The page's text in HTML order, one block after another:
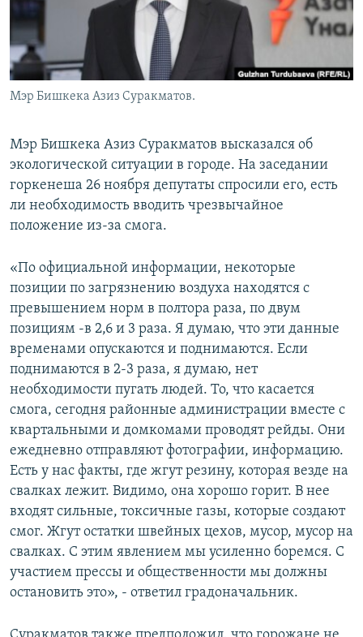
Мэр Бишкека Азиз Суракматов.
Мэр Бишкека Азиз Суракматов высказался об
экологической ситуации в городе. На заседании
горкенеша 26 ноября депутаты спросили его, есть
ли необходимость вводить чрезвычайное
положение из-за смога.
«По официальной информации, некоторые
позиции по загрязнению воздуха находятся с
превышением норм в полтора раза, по двум
позициям -в 2,6 и 3 раза. Я думаю, что эти данные
временами опускаются и поднимаются. Если
поднимаются в 2-3 раза, я думаю, нет
необходимости пугать людей. То, что касается
смога, сегодня районные администрации вместе с
квартальными и домкомами проводят рейды. Они
ежедневно отправляют фотографии, информацию.
Есть у нас факты, где жгут резину, которая везде на
свалках лежит. Видимо, она хорошо горит. В нее
входят сильные, токсичные газы, которые создают
смог. Жгут остатки швейных цехов, мусор, мусор на
свалках. С этим явлением мы усиленно боремся. С
участием прессы и общественности мы должны
остановить это», - ответил градоначальник.